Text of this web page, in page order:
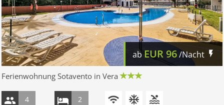
abEUR96/Nacht
Ferienwohnung Sotavento in Vera
4 2